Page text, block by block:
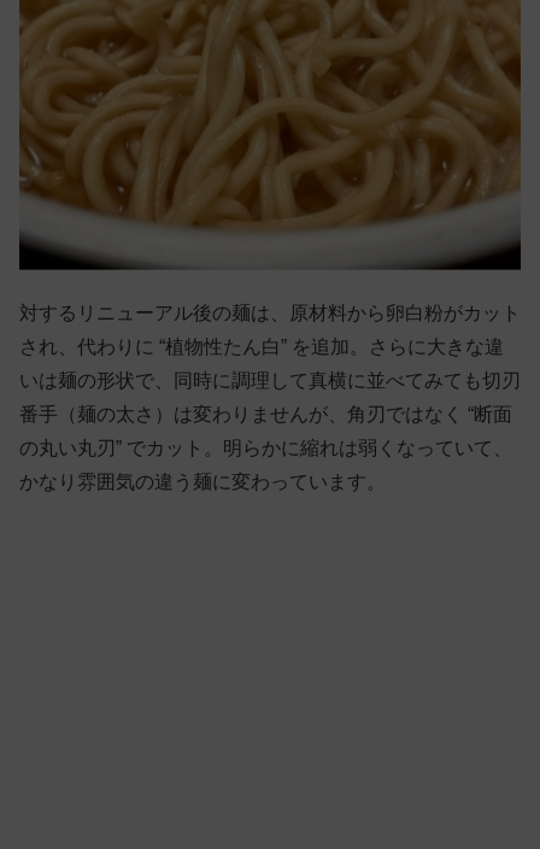
対するリニューアル後の麺は、原材料から卵白粉がカット
され、代わりに “植物性たん白” を追加。さらに大きな違
いは麺の形状で、同時に調理して真横に並べてみても切刃
番手（麺の太さ）は変わりませんが、角刃ではなく “断面
の丸い丸刃” でカット。明らかに縮れは弱くなっていて、
かなり雰囲気の違う麺に変わっています。